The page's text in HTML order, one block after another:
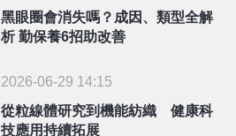
黑眼圈會消失嗎？成因、類型全解
析 勤保養6招助改善
2026-06-29 14:15
從粒線體研究到機能紡織 健康科
技應用持續拓展